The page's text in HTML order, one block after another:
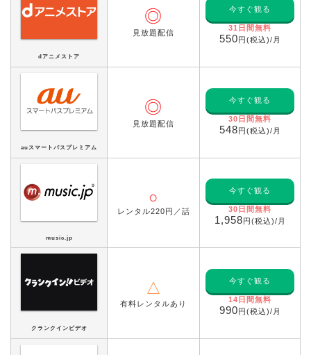
dアニメストア
◎
見放題配信
今すぐ観る
31日間無料
550円(税込)/月
auスマートパスプレミアム
◎
見放題配信
今すぐ観る
30日間無料
548円(税込)/月
music.jp
○
レンタル220円／話
今すぐ観る
30日間無料
1,958円(税込)/月
クランクインビデオ
△
有料レンタルあり
今すぐ観る
14日間無料
990円(税込)/月